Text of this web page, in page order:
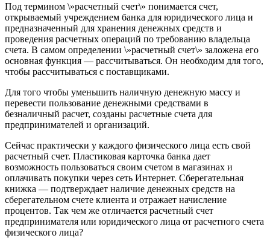
Под термином \»расчетный счет\» понимается счет,
открываемый учреждением банка для юридического лица и
предназначенный для хранения денежных средств и
проведения расчетных операций по требованию владельца
счета. В самом определении \»расчетный счет\» заложена его
основная функция — рассчитываться. Он необходим для того,
чтобы рассчитываться с поставщиками.
Для того чтобы уменьшить наличную денежную массу и
перевести пользование денежными средствами в
безналичный расчет, созданы расчетные счета для
предпринимателей и организаций.
Сейчас практически у каждого физического лица есть свой
расчетный счет. Пластиковая карточка банка дает
возможность пользоваться своим счетом в магазинах и
оплачивать покупки через сеть Интернет. Сберегательная
книжка — подтверждает наличие денежных средств на
сберегательном счете клиента и отражает начисление
процентов. Так чем же отличается расчетный счет
предпринимателя или юридического лица от расчетного счета
физического лица?